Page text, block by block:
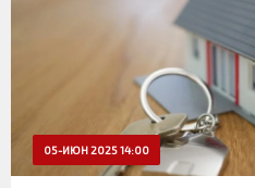
05-ИЮН 2025 14:00